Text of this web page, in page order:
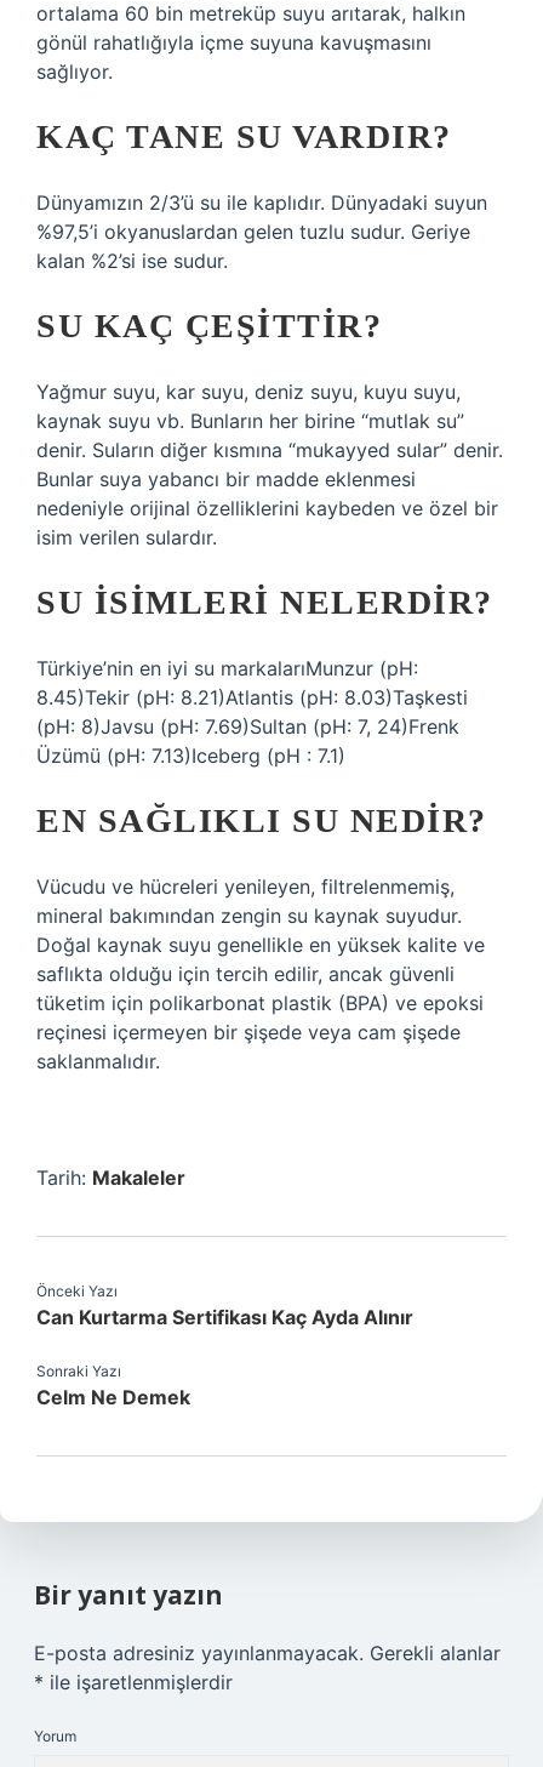
ortalama 60 bin metreküp suyu arıtarak, halkın
gönül rahatlığıyla içme suyuna kavuşmasını
sağlıyor.
KAÇ TANE SU VARDIR?
Dünyamızın 2/3’ü su ile kaplıdır. Dünyadaki suyun
%97,5’i okyanuslardan gelen tuzlu sudur. Geriye
kalan %2’si ise sudur.
SU KAÇ ÇEŞITTIR?
Yağmur suyu, kar suyu, deniz suyu, kuyu suyu,
kaynak suyu vb. Bunların her birine “mutlak su”
denir. Suların diğer kısmına “mukayyed sular” denir.
Bunlar suya yabancı bir madde eklenmesi
nedeniyle orijinal özelliklerini kaybeden ve özel bir
isim verilen sulardır.
SU ISIMLERI NELERDIR?
Türkiye’nin en iyi su markalarıMunzur (pH:
8.45)Tekir (pH: 8.21)Atlantis (pH: 8.03)Taşkesti
(pH: 8)Javsu (pH: 7.69)Sultan (pH: 7, 24)Frenk
Üzümü (pH: 7.13)Iceberg (pH : 7.1)
EN SAĞLIKLI SU NEDIR?
Vücudu ve hücreleri yenileyen, filtrelenmemiş,
mineral bakımından zengin su kaynak suyudur.
Doğal kaynak suyu genellikle en yüksek kalite ve
saflıkta olduğu için tercih edilir, ancak güvenli
tüketim için polikarbonat plastik (BPA) ve epoksi
reçinesi içermeyen bir şişede veya cam şişede
saklanmalıdır.
Tarih: Makaleler
Önceki Yazı
Can Kurtarma Sertifikası Kaç Ayda Alınır
Sonraki Yazı
Celm Ne Demek
Bir yanıt yazın
E-posta adresiniz yayınlanmayacak. Gerekli alanlar
* ile işaretlenmişlerdir
Yorum